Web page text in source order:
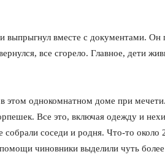
выпрыгнул вместе с документами. Он
все сгорело. Главное, дети
этом однокомнатном доме при
Все это, включая одежду и
соседи и родня. Что-то около
чиновники выделили чуть